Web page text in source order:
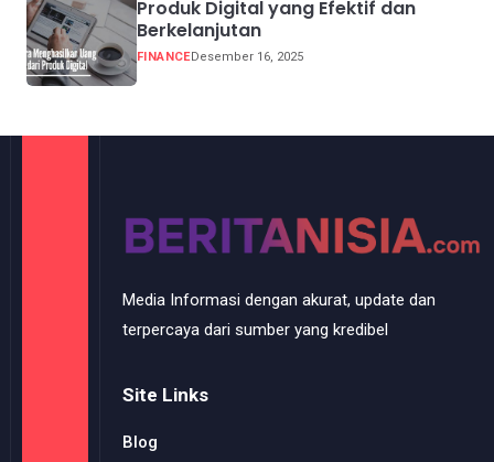
Produk Digital yang Efektif dan
Berkelanjutan
FINANCEDesember 16, 2025
Media Informasi dengan akurat, update dan
terpercaya dari sumber yang kredibel
Site Links
Blog